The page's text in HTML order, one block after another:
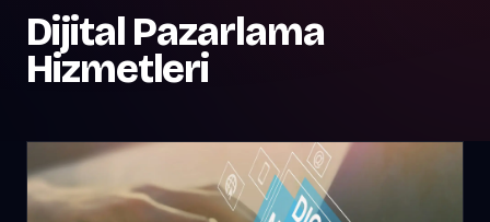
Dijital Pazarlama
Hizmetleri